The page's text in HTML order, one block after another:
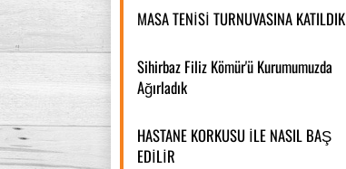
MASA TENİSİ TURNUVASINA KATILDIK
Sihirbaz Filiz Kömür'ü Kurumumuzda
Ağırladık
HASTANE KORKUSU İLE NASIL BAŞ
EDİLİR